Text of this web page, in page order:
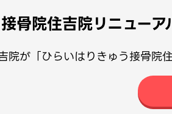
骨院住吉院リニューア
院が「ひらいはりきゅう接骨院